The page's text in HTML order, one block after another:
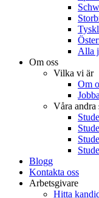
Alla
Om oss
Vilka vi är
Om
Våra andra
Blogg
Kontakta oss
Arbetsgivare
Hitta